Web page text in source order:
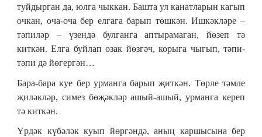
туйдырган да, юлга чыккан. Башта ул канатларын кагып
очкан, оча-оча бер елгага барып төшкән. Ишкәкләре –
тәпиләр – үзендә булганга аптырамаган, йөзеп тә
киткән. Елга буйлап озак йөзгәч, корыга чыгып, тәпи-
тәпи дә йөгергән…
Бара-бара куе бер урманга барып җиткән. Төрле тәмле
җиләкләр, симез бөҗәкләр ашый-ашый, урманга кереп
тә киткән.
Үрдәк күбәләк куып йөргәндә, аның каршысына бер